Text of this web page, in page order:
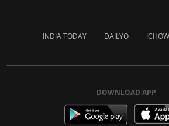
INDIA TODAY DAILYO
DOWNLOAD APP